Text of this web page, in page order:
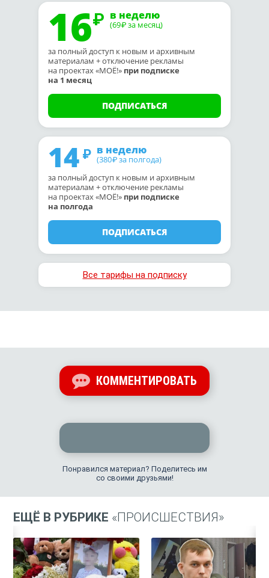
16 в неделю
(69₽ за месяц)
за полный доступ к новым и архивным
материалам + отключение рекламы
на проектах «МОЁ!» при подписке
на 1 месяц
ПОДПИСАТЬСЯ
14 в неделю
(380₽ за полгода)
за полный доступ к новым и архивным
материалам + отключение рекламы
на проектах «МОЁ!» при подписке
на полгода
ПОДПИСАТЬСЯ
Все тарифы на подписку
КОММЕНТИРОВАТЬ
Понравился материал? Поделитесь им
со своими друзьями!
ЕЩЁ В РУБРИКЕ «ПРОИСШЕСТВИЯ»